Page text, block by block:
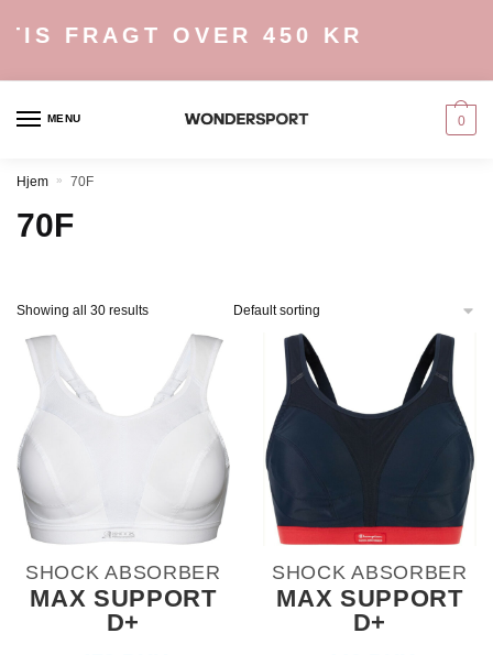
FRAGT OVER 450 KR
MENU 0
Hjem » 70F
70F
Showing all 30 results
SHOCK ABSORBER
MAX SUPPORT
D+
SHOCK ABSORBER
MAX SUPPORT
D+